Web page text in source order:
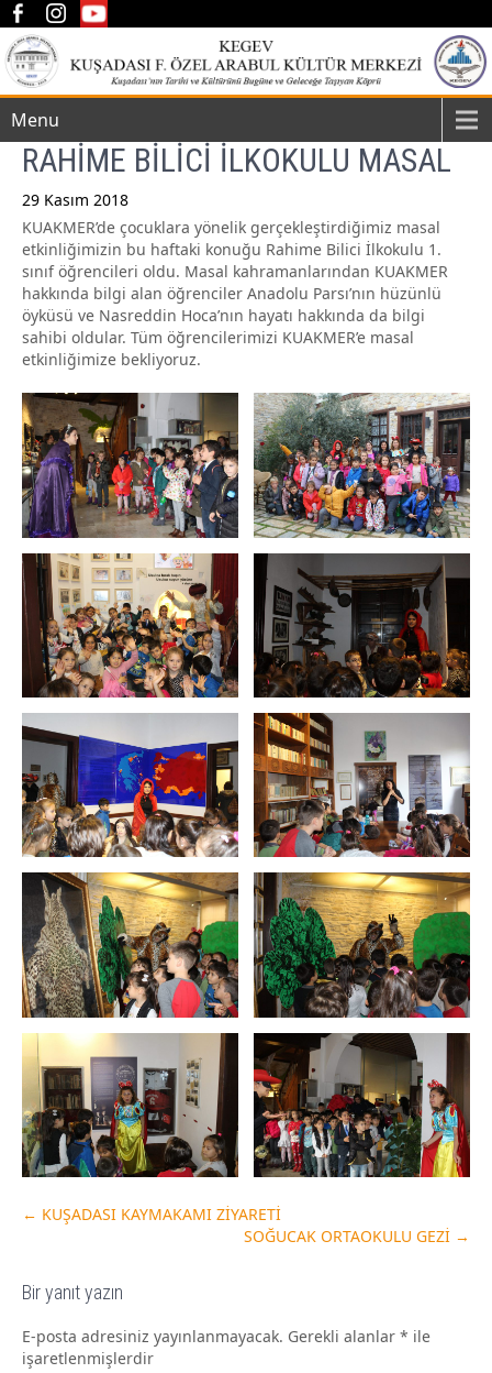
Menu
RAHİME BİLİCİ İLKOKULU MASAL
29 Kasım 2018
KUAKMER’de çocuklara yönelik gerçekleştirdiğimiz masal
etkinliğimizin bu haftaki konuğu Rahime Bilici İlkokulu 1.
sınıf öğrencileri oldu. Masal kahramanlarından KUAKMER
hakkında bilgi alan öğrenciler Anadolu Parsı’nın hüzünlü
öyküsü ve Nasreddin Hoca’nın hayatı hakkında da bilgi
sahibi oldular. Tüm öğrencilerimizi KUAKMER’e masal
etkinliğimize bekliyoruz.
Post
navigation
← KUŞADASI KAYMAKAMI ZİYARETİ
SOĞUCAK ORTAOKULU GEZİ →
Bir yanıt yazın
E-posta adresiniz yayınlanmayacak. Gerekli alanlar * ile
işaretlenmişlerdir